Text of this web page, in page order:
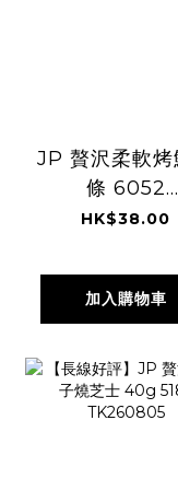
JP 贅沢柔軟烤
條 6052
TK260805
HK$38.00
加入購物車